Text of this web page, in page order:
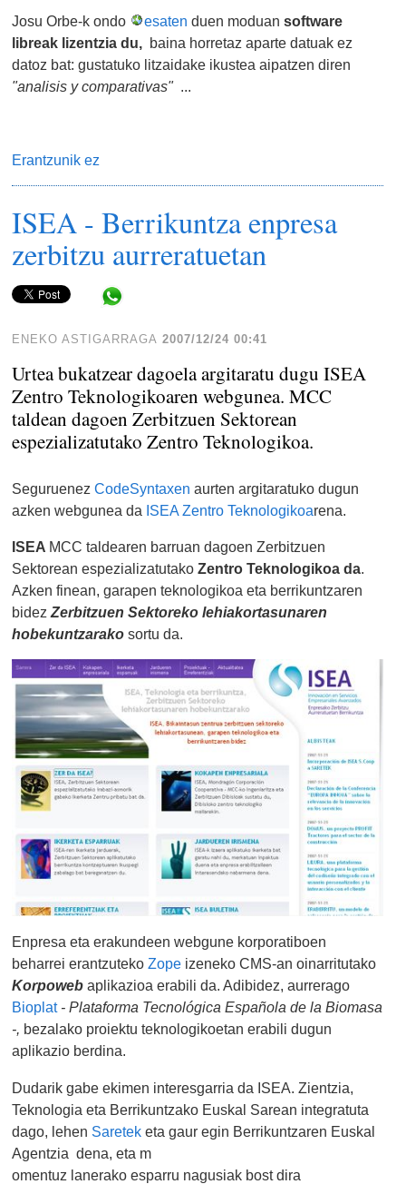
Josu Orbe-k ondo esaten duen moduansoftware
libreak lizentzia du, baina horretaz aparte datuak ez
datoz bat: gustatuko litzaidake ikustea aipatzen diren
"analisis y comparativas"...
Erantzunik ez
ISEA - Berrikuntza enpresa
zerbitzu aurreratuetan
ENEKO ASTIGARRAGA 2007/12/24 00:41
Urtea bukatzear dagoela argitaratu dugu ISEA
Zentro Teknologikoaren webgunea. MCC
taldean dagoen Zerbitzuen Sektorean
espezializatutako Zentro Teknologikoa.
SeguruenezCodeSyntaxenaurten argitaratuko dugun
azken webgunea da ISEA Zentro Teknologikoarena.
ISEA MCC taldearen barruan dagoen Zerbitzuen
Sektorean espezializatutakoZentro Teknologikoa da.
Azken finean, garapen teknologikoa eta berrikuntzaren
bidezZerbitzuen Sektoreko lehiakortasunaren
hobekuntzarakosortu da.
Enpresa eta erakundeen webgune korporatiboen
beharrei erantzutekoZope izeneko CMS-an oinarritutako
Korpoweb aplikazioa erabili da. Adibidez, aurrerago
Bioplat - Plataforma Tecnológica Española de la Biomasa
-, bezalako proiektu teknologikoetan erabili dugun
aplikazio berdina.
Dudarik gabe ekimen interesgarria da ISEA. Zientzia,
Teknologia eta Berrikuntzako Euskal Sarean integratuta
dago, lehen Sareteketa gaur egin Berrikuntzaren Euskal
Agentzia dena, eta m
omentuz lanerako esparru nagusiak bost dira